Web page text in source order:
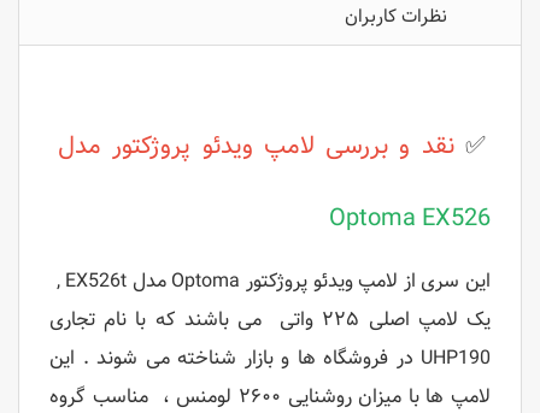
نظرات کاربران
✅ نقد و بررسی لامپ ویدئو پروژکتور مدل
Optoma EX526
این سری از لامپ ویدئو پروژکتور Optoma مدل EX526t ,
یک لامپ اصلی ۲۲۵ واتی می باشند که با نام تجاری
UHP190 در فروشگاه ها و بازار شناخته می شوند . این
لامپ ها با میزان روشنایی ۲۶۰۰ لومنس ، مناسب گروه